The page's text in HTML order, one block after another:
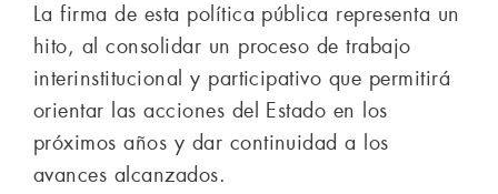
La firma de esta política pública representa un
hito, al consolidar un proceso de trabajo
interinstitucional y participativo que permitirá
orientar las acciones del Estado en los
próximos años y dar continuidad a los
avances alcanzados.